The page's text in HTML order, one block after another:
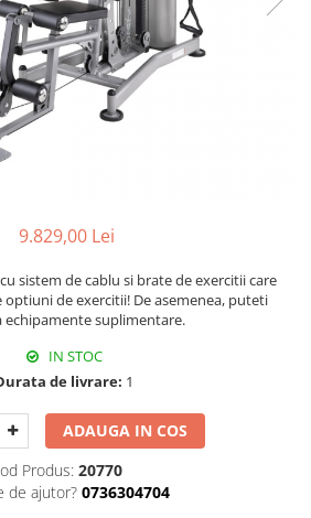
9.829,00 Lei
sistem de cablu si brate de exercitii care
optiuni de exercitii! De asemenea, puteti
echipamente suplimentare.
IN STOC
de livrare: 1
ADAUGA IN COS
Produs: 20770
de ajutor? 0736304704